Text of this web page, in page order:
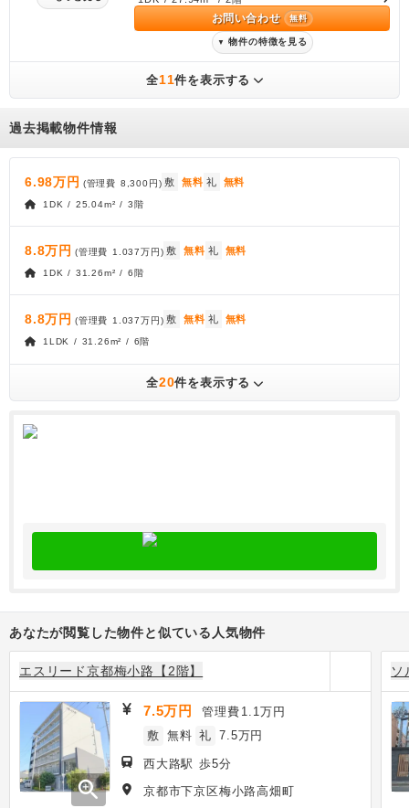
お問い合わせ 無料
▼ 物件の特徴を見る
全11件を表示する
過去掲載物件情報
6.98万円 (管理費 8,300円) 敷 無料 礼 無料
1DK / 25.04m² / 3階
8.8万円 (管理費 1.037万円) 敷 無料 礼 無料
1DK / 31.26m² / 6階
8.8万円 (管理費 1.037万円) 敷 無料 礼 無料
1LDK / 31.26m² / 6階
全20件を表示する
あなたが閲覧した物件と似ている人気物件
エスリード京都梅小路【2階】
zoom_in
7.5万円 管理費 1.1万円
敷 無料 礼 7.5万円
西大路駅 歩5分
京都市下京区梅小路高畑町
ソ